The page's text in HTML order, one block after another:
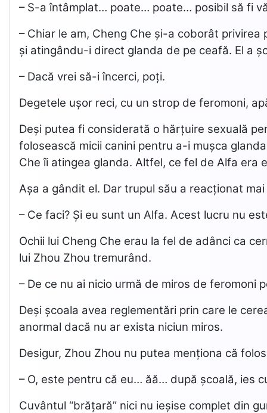
– S-a întâmplat… poate… poate… posibil să fi
– Chiar le am, Cheng Che și-a coborât
și atingându-i direct glanda de pe ceafă. El a
– Dacă vrei să-i încerci, poți.
Degetele ușor reci, cu un strop de feromoni,
Deși putea fi considerată o hărțuire sexuală
folosească micii canini pentru a-i mușca
Che îi atingea glanda. Altfel, ce fel de Alfa era
Așa a gândit el. Dar trupul său a reacționat
– Ce faci? Și eu sunt un Alfa. Acest lucru nu
Ochii lui Cheng Che erau la fel de adânci ca
lui Zhou Zhou tremurând.
– De ce nu ai nicio urmă de miros de feromoni
Deși școala avea reglementări prin care le
anormal dacă nu ar exista niciun miros.
Desigur, Zhou Zhou nu putea menționa că
– O, este pentru că eu… ăă… după școală, ies
Cuvântul “brățară” nici nu ieșise complet din